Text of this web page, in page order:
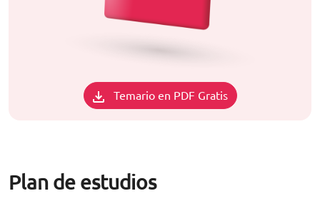
Temario en PDF Gratis
Plan de estudios